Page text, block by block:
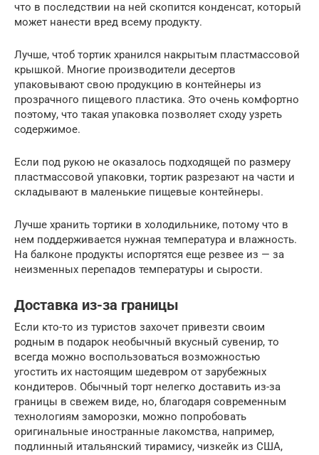
что в последствии на ней скопится конденсат, который
может нанести вред всему продукту.
Лучше, чтоб тортик хранился накрытым пластмассовой
крышкой. Многие производители десертов
упаковывают свою продукцию в контейнеры из
прозрачного пищевого пластика. Это очень комфортно
поэтому, что такая упаковка позволяет сходу узреть
содержимое.
Если под рукою не оказалось подходящей по размеру
пластмассовой упаковки, тортик разрезают на части и
складывают в маленькие пищевые контейнеры.
Лучше хранить тортики в холодильнике, потому что в
нем поддерживается нужная температура и влажность.
На балконе продукты испортятся еще резвее из — за
неизменных перепадов температуры и сырости.
Доставка из-за границы
Если кто-то из туристов захочет привезти своим
родным в подарок необычный вкусный сувенир, то
всегда можно воспользоваться возможностью
угостить их настоящим шедевром от зарубежных
кондитеров. Обычный торт нелегко доставить из-за
границы в свежем виде, но, благодаря современным
технологиям заморозки, можно попробовать
оригинальные иностранные лакомства, например,
подлинный итальянский тирамису, чизкейк из США,